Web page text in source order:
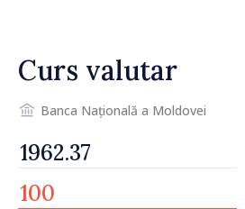
Curs valutar
Banca Națională a Moldovei